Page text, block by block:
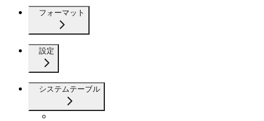
フォーマット
設定
システムテーブル